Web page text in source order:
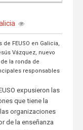
FEUSO en Galicia,
Vázquez, nuevo
la ronda de
responsables
expusieron las
que tiene la
organizaciones
de la enseñanza